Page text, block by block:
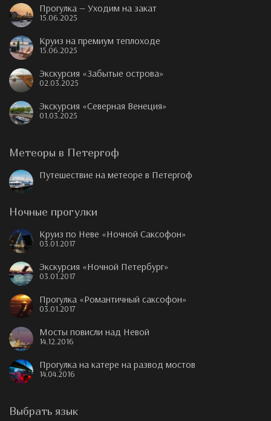
Прогулка — Уходим на закат
15.06.2025
Круиз на премиум теплоходе
15.06.2025
Экскурсия «Забытые острова»
02.03.2025
Экскурсия «Северная Венеция»
01.03.2025
Метеоры в Петергоф
Путешествие на метеоре в Петергоф
Ночные прогулки
Круиз по Неве «Ночной Саксофон»
03.01.2017
Экскурсия «Ночной Петербург»
03.01.2017
Прогулка «Романтичный саксофон»
03.01.2017
Мосты повисли над Невой
14.12.2016
Прогулка на катере на развод мостов
14.04.2016
Выбрать язык